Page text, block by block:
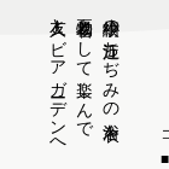
小紋柄の近江ちぢみの浴衣を
夏着物として楽しんで
友人とビアガーデンへ